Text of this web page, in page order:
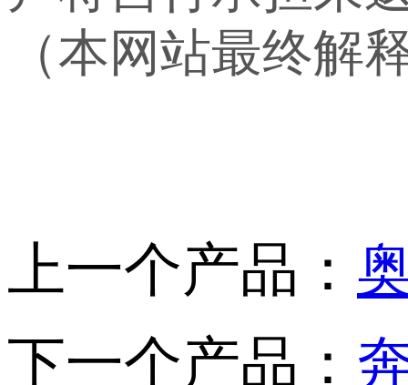
（本网站最终解
上一个产品：
下一个产品：